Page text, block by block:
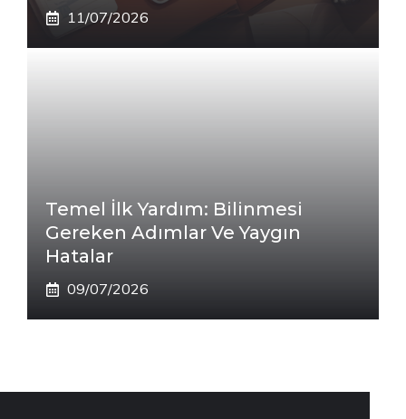
11/07/2026
Temel İlk Yardım: Bilinmesi
Gereken Adımlar Ve Yaygın
Hatalar
09/07/2026